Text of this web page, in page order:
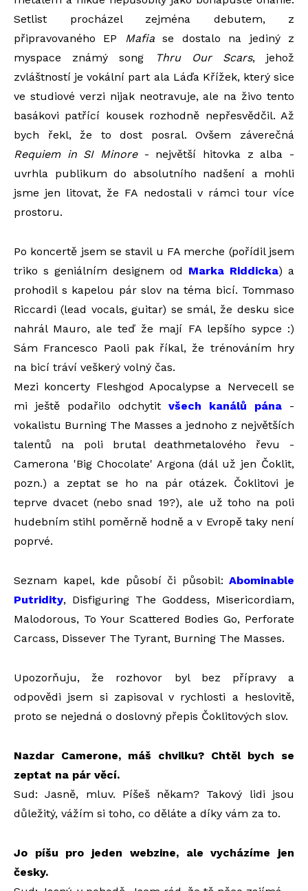
Setlist procházel zejména debutem, z
připravovaného EP Mafiase dostalo na jediný z
myspace známý song
Thru Our Scars, jehož
zvláštností je vokální part ala Láďa Křížek, který sice
ve studiové verzi nijak neotravuje, ale na živo tento
basákovi patřící kousek rozhodně nepřesvědčil. Až
bych řekl, že to dost posral. Ovšem záverečná
Requiem in SI Minore- největší hitovka z alba -
uvrhla publikum do absolutního nadšení a mohli
jsme jen litovat, že FA nedostali v rámci tour více
prostoru.
Po koncertě jsem se stavil u FA merche (pořídil jsem
triko s geniálním designem od Marka Riddicka) a
prohodil s kapelou pár slov na téma bicí. Tommaso
Riccardi (lead vocals, guitar) se smál, že desku sice
nahrál Mauro, ale teď že mají FA lepšího sypce :)
Sám Francesco Paoli pak říkal, že trénováním hry
na bicí tráví veškerý volný čas.
Mezi koncerty Fleshgod Apocalypse a Nervecell se
mi ještě podařilo odchytit všech kanálů pána -
vokalistu Burning The Masses a jednoho z největších
talentů na poli brutal deathmetalového řevu -
Camerona 'Big Chocolate' Argona (dál už jen Čoklit,
pozn.) a zeptat se ho na pár otázek. Čoklitovi je
teprve dvacet (nebo snad 19?), ale už toho na poli
hudebním stihl poměrně hodně a v Evropě taky není
poprvé.
Seznam kapel, kde působí či působil: Abominable
Putridity, Disfiguring The Goddess, Misericordiam,
Malodorous, To Your Scattered Bodies Go, Perforate
Carcass, Dissever The Tyrant, Burning The Masses.
Upozorňuju, že rozhovor byl bez přípravy a
odpovědi jsem si zapisoval v rychlosti a heslovitě,
proto se nejedná o doslovný přepis Čoklitových slov.
Nazdar Camerone, máš chvilku? Chtěl bych se
zeptat na pár věcí.
Sud: Jasně, mluv. Píšeš někam? Takový lidi jsou
důležitý, vážím si toho, co děláte a díky vám za to.
Jo píšu pro jeden webzine, ale vycházíme jen
česky.